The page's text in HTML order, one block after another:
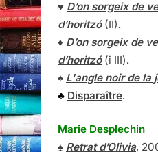
♥ D’on sorgeix de
d’horitzó(II).
♦ D’on sorgeix de
d’horitzó(i III).
♠ L'angle noir de la
♣ Disparaître.
Marie Desplechin
♠ Retrat d’Olivia,